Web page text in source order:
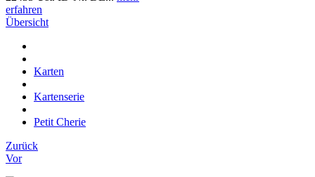
erfahren
Übersicht
Karten
Kartenserie
Petit Cherie
Zurück
Vor